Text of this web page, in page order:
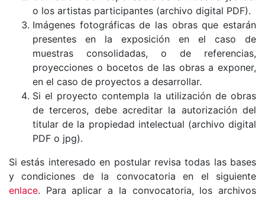
o los artis­tas participantes (archivo digital PDF).
Imágenes fotográficas de las obras que estarán
presentes en la exposición en el caso de
muestras consolidadas, o de refe­rencias,
proyecciones o bocetos de las obras a exponer,
en el caso de proyectos a desarrollar.
Si el proyecto contempla la utilización de obras
de terceros, debe acreditar la autorización del
titular de la propiedad in­telectual (archivo digital
PDF o jpg).
Si estás interesado en postular revisa todas las bases
y condiciones de la convocatoria en el siguiente
enlace. Para aplicar a la convocatoria, los archivos